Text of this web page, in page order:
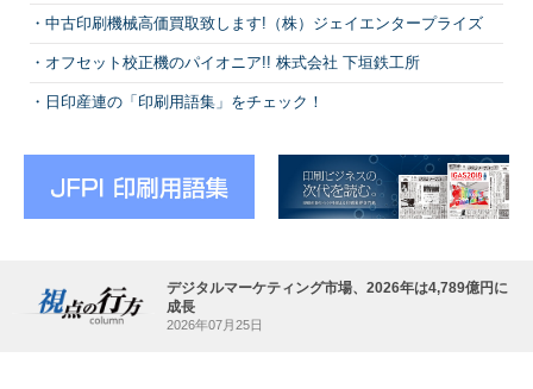
中古印刷機械高価買取致します!（株）ジェイエンタープライズ
オフセット校正機のパイオニア!! 株式会社 下垣鉄工所
日印産連の「印刷用語集」をチェック！
デジタルマーケティング市場、2026年は4,789億円に
成長
2026年07月25日